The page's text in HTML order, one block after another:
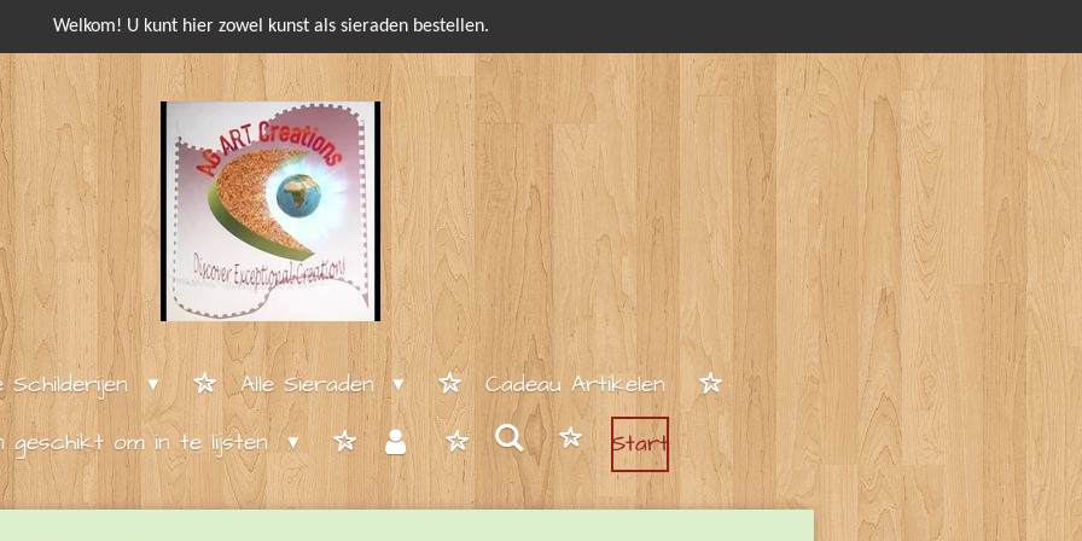
Welkom! U kunt hier zowel kunst als sieraden bestellen.
Schilderijen Alle Sieraden
Cadeau Artikelen
geschikt om in te lijsten
Start